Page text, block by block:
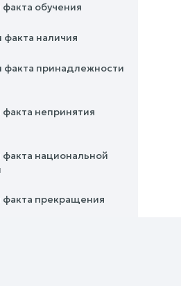
обучения
наличия
факта принадлежности
непринятия
национальной
факта прекращения